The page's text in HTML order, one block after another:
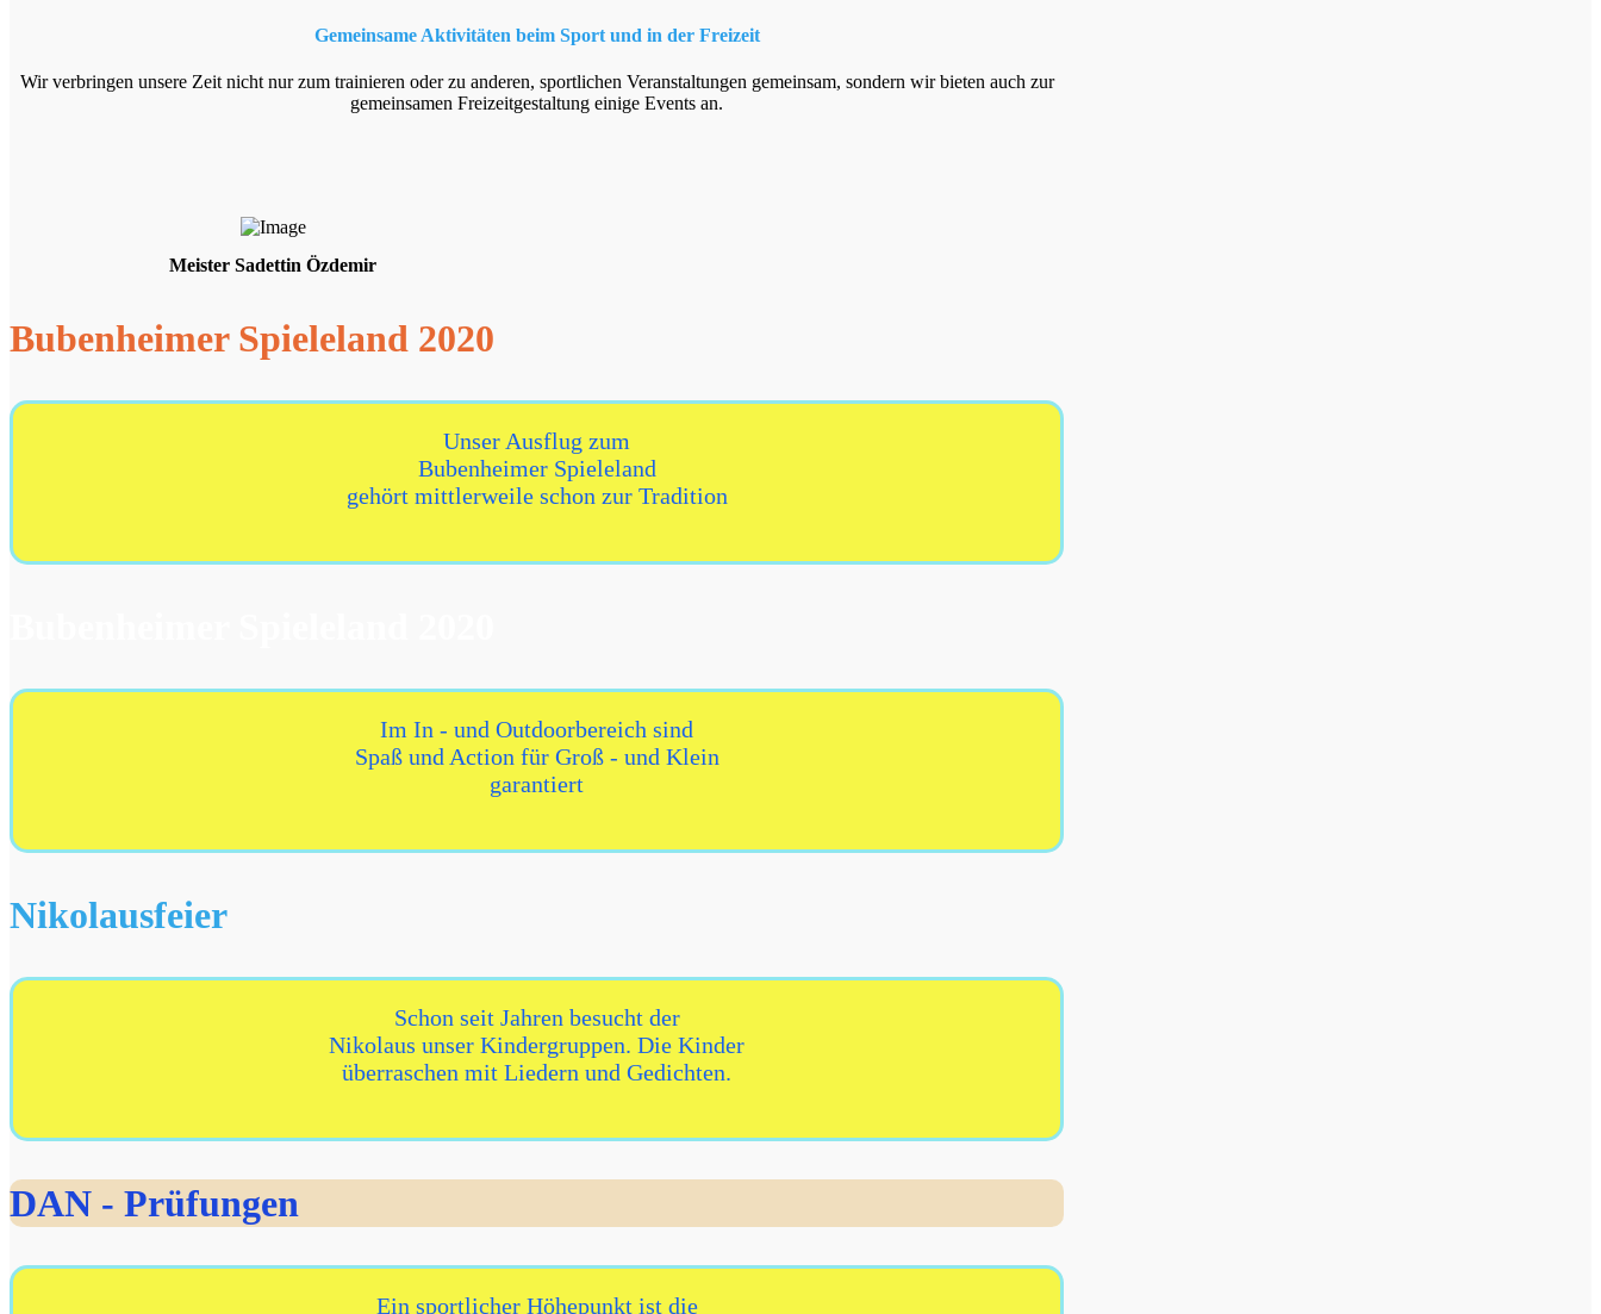
Gemeinsame Aktivitäten beim Sport und in der Freizeit
Wir verbringen unsere Zeit nicht nur zum trainieren oder zu anderen, sportlichen Veranstaltungen gemeinsam, sondern wir bieten auch zur
gemeinsamen Freizeitgestaltung einige Events an.
Meister Sadettin Özdemir
Bubenheimer Spieleland 2020
Unser Ausflug zum
Bubenheimer Spieleland
gehört mittlerweile schon zur Tradition
Im In - und Outdoorbereich sind
Spaß und Action für Groß - und Klein
garantiert
Nikolausfeier
Schon seit Jahren besucht der
Nikolaus unser Kindergruppen. Die Kinder
überraschen mit Liedern und Gedichten.
DAN - Prüfungen
Ein sportlicher Höhepunkt ist die